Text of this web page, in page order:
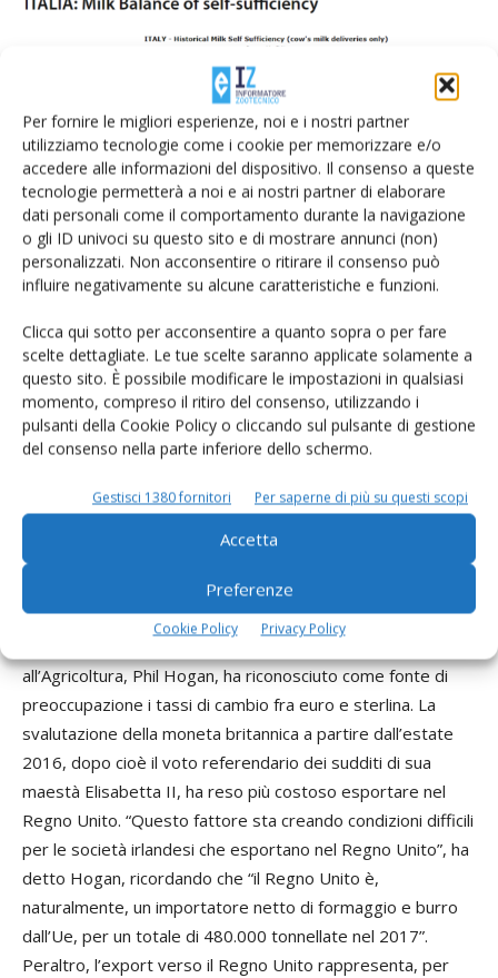
Per fornire le migliori esperienze, noi e i nostri partner
utilizziamo tecnologie come i cookie per memorizzare e/o
accedere alle informazioni del dispositivo. Il consenso a queste
tecnologie permetterà a noi e ai nostri partner di elaborare
dati personali come il comportamento durante la navigazione
o gli ID univoci su questo sito e di mostrare annunci (non)
personalizzati. Non acconsentire o ritirare il consenso può
influire negativamente su alcune caratteristiche e funzioni.
Clicca qui sotto per acconsentire a quanto sopra o per fare
scelte dettagliate. Le tue scelte saranno applicate solamente a
questo sito. È possibile modificare le impostazioni in qualsiasi
momento, compreso il ritiro del consenso, utilizzando i
pulsanti della Cookie Policy o cliccando sul pulsante di gestione
del consenso nella parte inferiore dello schermo.
Gestisci 1380 fornitori Per saperne di più su questi scopi
Accetta
Preferenze
Cookie Policy Privacy Policy
Fonte: Clal.
LA BREXIT METTE IN ALLARME IL
Il settore lattiero caseario irlandese guarda alla Brexit con
apprensione. Già in questa fase precedente all’uscita del
Regno Unito dall’Europa l’attenzione alle conseguenze
economiche del “Leave” si fanno sentire.
all’Agricoltura, Phil Hogan, ha riconosciuto come fonte di
preoccupazione i tassi di cambio fra euro e sterlina. La
svalutazione della moneta britannica a partire dall’estate
2016, dopo cioè il voto referendario dei sudditi di sua
maestà Elisabetta II, ha reso più costoso esportare nel
Regno Unito. “Questo fattore sta creando condizioni difficili
per le società irlandesi che esportano nel Regno Unito”, ha
detto Hogan, ricordando che “il Regno Unito è,
naturalmente, un importatore netto di formaggio e burro
dall’Ue, per un totale di 480.000 tonnellate nel 2017”.
Peraltro, l’export verso il Regno Unito rappresenta, per